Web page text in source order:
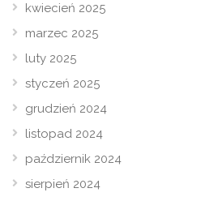
kwiecień 2025
marzec 2025
luty 2025
styczeń 2025
grudzień 2024
listopad 2024
październik 2024
sierpień 2024